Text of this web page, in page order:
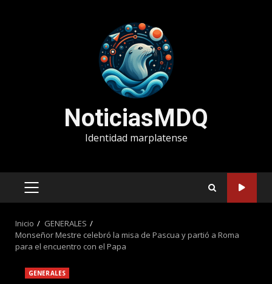
NoticiasMDQ
Identidad marplatense
MENÚ
Inicio
GENERALES
Monseñor Mestre celebró la misa de Pascua y partió a Roma
para el encuentro con el Papa
GENERALES